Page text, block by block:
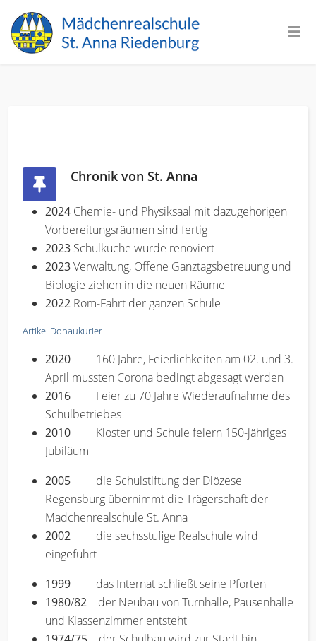
Chronik von St. Anna
2024 Chemie- und Physiksaal mit dazugehörigen
Vorbereitungsräumen sind fertig
2023 Schulküche wurde renoviert
2023Verwaltung, Offene Ganztagsbetreuung und
Biologie ziehen in die neuen Räume
2022 Rom-Fahrt der ganzen Schule
Artikel Donaukurier
2020
160 Jahre, Feierlichkeiten am 02. und 3.
April mussten Corona bedingt abgesagt werden
2016 Feier zu 70 Jahre Wiederaufnahme des
Schulbetriebes
2010 Kloster und Schule feiern 150-jähriges
Jubiläum
2005 die Schulstiftung der Diözese
Regensburg übernimmt die Trägerschaft der
Mädchenrealschule St. Anna
2002 die sechsstufige Realschule wird
eingeführt
1999 das Internat schließt seine Pforten
1980/82 der Neubau von Turnhalle, Pausenhalle
und Klassenzimmer entsteht